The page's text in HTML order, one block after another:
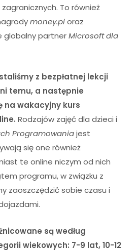
To również
money.ploraz
globalny partnerMicrosoft dla
z bezpłatnej lekcji
temu, a następnie
na wakacyjny kurs
Rodzajów zajęć dla dzieci i
Programowaniajest
się one również
te online niczym od nich
programu, w związku z
zaoszczędzić sobie czasu i
są według
wiekowych: 7-9 lat, 10-12